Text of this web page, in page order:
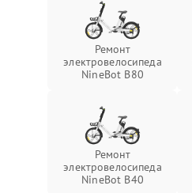
Ремонт
электровелосипеда
NineBot B80
Ремонт
электровелосипеда
NineBot B40